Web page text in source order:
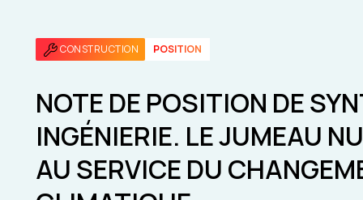
Nos
Social
CONSTRUCTION POSITION
NOTE DE POSITION DE
INGÉNIERIE. LE JUMEAU
AU SERVICE DU